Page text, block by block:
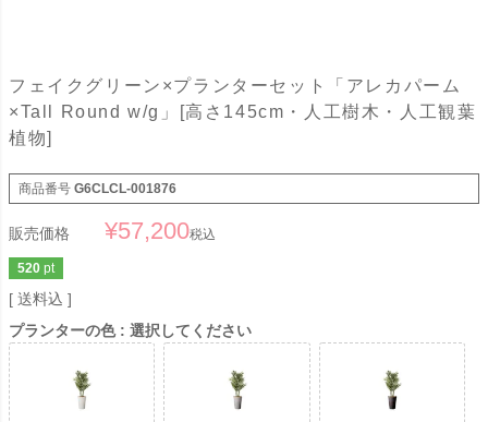
フェイクグリーン×プランターセット「アレカパーム
×Tall Round w/g」[高さ145cm・人工樹木・人工観葉
植物]
商品番号 G6CLCL-001876
販売価格 ¥57,200税込
520 pt
送料込
プランターの色
選択してください